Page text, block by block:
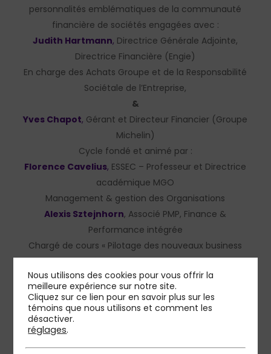
personnalités emblématiques de la communauté
financière de sociétés engagées avec :
Judith Hartmann, Directrice Générale Adjointe,
Directrice Financière (Engie)
En charge des Achats Groupe et de la Responsabilité
Sociétale de l’Entreprise,
&
Yves Chapot, Gérant et Directeur Financier (Groupe
Michelin)
Cycle fondé et animé par :
Florence Cavelius, ESSEC – Professeur et Directrice
académique MGO
Management & gestion des Organisations
Alexis Sztejnhorn, Associé PMP, Finance &
Performance intégrée
Chargé de cours « Pilotage des nouveaux business
models » à l’ESSEC Executive Education
En savoir plus sur notre expertise Finance &
Performance
Nous utilisons des cookies pour vous offrir la
meilleure expérience sur notre site.
Cliquez sur ce lien pour en savoir plus sur les
témoins que nous utilisons et comment les
désactiver.
réglages.